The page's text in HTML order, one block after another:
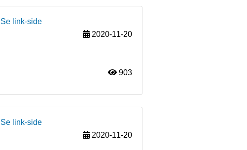
Se link-side
2020-11-20
903
Se link-side
2020-11-20